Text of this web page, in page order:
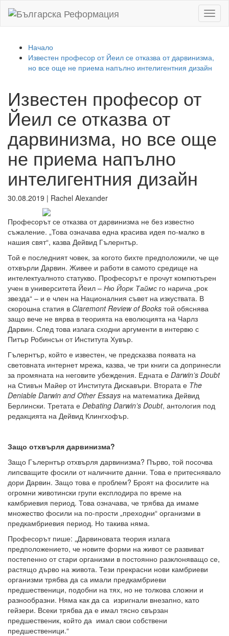
Начало
Известен професор от Йеил се отказва от дарвинизма,
но все още не приема напълно интелигентния дизайн
Известен професор от
Йеил се отказва от
дарвинизма, но все още
не приема напълно
интелигентния дизайн
30.08.2019 | Rachel Alexander
Професорът се отказва от дарвинизма не без известно
съжаление. „Това означава една красива идея по-малко в
нашия свят“, казва Дейвид Гълернтър.
Той е последният човек, за когото бихте предположили, че ще
отхвърли Дарвин. Живее и работи в самото средище на
интелектуалното статукво. Професорът е прочут компютърен
учен в университета Йеил – Ню Йорк Таймс го нарича „рок
звезда“ – и е член на Националния съвет на изкуствата. В
скорошна статия в Claremont Review of Books той обяснява
защо вече не вярва в теорията на еволюцията на Чарлз
Дарвин. След това излага сходни аргументи в интервю с
Питър Робинсън от Института Хувър.
Гълернтър, който е известен, че предсказва появата на
световната интернет мрежа, казва, че три книги са допринесли
за промяната на неговите убеждения. Едната е Darwin’s Doubt
на Стивън Майер от Института Дискавъри. Втората е The
Deniable Darwin and Other Essays на математика Дейвид
Берлински. Третата е Debating Darwin’s Doubt, антология под
редакцията на Дейвид Клингхофър.
Защо отхвърля дарвинизма?
Защо Гълернтър отхвърля дарвинизма? Първо, той посочва
липсващите фосили от наличните данни. Това е притеснявало
дори Дарвин. Защо това е проблем? Броят на фосилите на
огромни животински групи експлодира по време на
камбриевия период. Това означава, че трябва да имаме
множество фосили на по-прости „преходни“ организми в
предкамбриевия период. Но такива няма.
Професорът пише: „Дарвиновата теория излага
предположението, че новите форми на живот се развиват
постепенно от стари организми в постоянно разклоняващо се,
растящо дърво на живота. Тези прекрасни нови камбриеви
организми трябва да са имали предкамбриеви
предшественици, подобни на тях, но не толкова сложни и
разнообразни. Няма как да са изригнали внезапно, като
гейзери. Всеки трябва да е имал тясно свързан
предшественик, който да имал свои собствени
предшественици.“